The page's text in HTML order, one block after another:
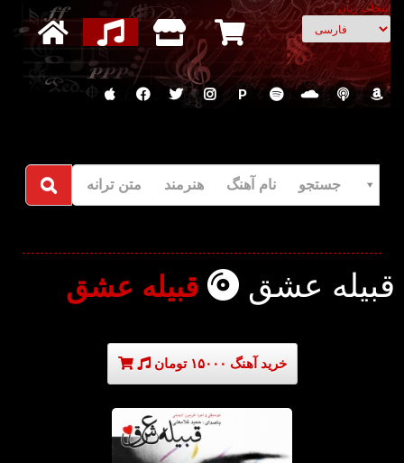
انتخاب زبان
P
جستجو نام آهنگ هنرمند متن ترانه
قبیله عشق قبیله عشق
خرید آهنگ ۱۵۰۰۰ تومان